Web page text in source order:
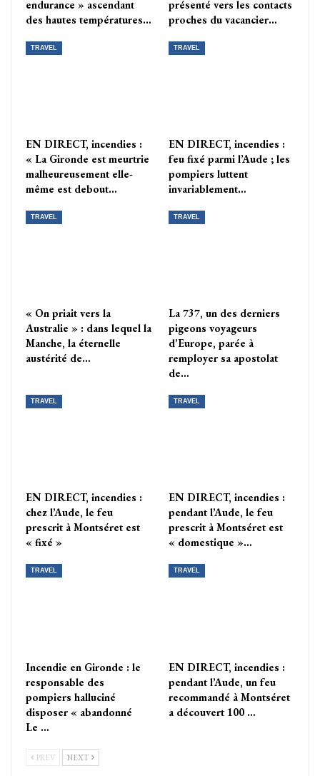
endurance » ascendant
des hautes températures…
présenté vers les contacts
proches du vacancier…
TRAVEL
EN DIRECT, incendies :
« La Gironde est meurtrie
malheureusement elle-
même est debout…
TRAVEL
EN DIRECT, incendies :
feu fixé parmi l’Aude ; les
pompiers luttent
invariablement…
TRAVEL
« On priait vers la
Australie » : dans lequel la
Manche, la éternelle
austérité de…
TRAVEL
La 737, un des derniers
pigeons voyageurs
d’Europe, parée à
remployer sa apostolat
de…
TRAVEL
EN DIRECT, incendies :
chez l’Aude, le feu
prescrit à Montséret est
« fixé »
TRAVEL
EN DIRECT, incendies :
pendant l’Aude, le feu
prescrit à Montséret est
« domestique »…
TRAVEL
Incendie en Gironde : le
responsable des
pompiers halluciné
disposer « abandonné
Le …
TRAVEL
EN DIRECT, incendies :
pendant l’Aude, un feu
recommandé à Montséret
a découvert 100 …
PREV NEXT